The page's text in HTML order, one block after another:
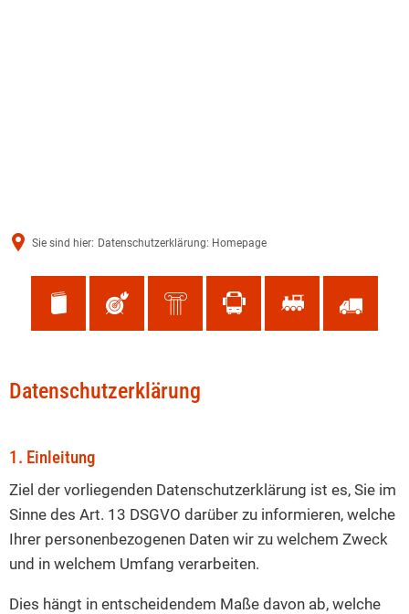
Sie sind hier: Datenschutzerklärung: Homepage
Datenschutzerklärung:
Datenschutzerklärung
1. Einleitung
Ziel der vorliegenden Datenschutzerklärung ist es, Sie im
Sinne des Art. 13 DSGVO darüber zu informieren, welche
Ihrer personenbezogenen Daten wir zu welchem Zweck
und in welchem Umfang verarbeiten.
Dies hängt in entscheidendem Maße davon ab, welche